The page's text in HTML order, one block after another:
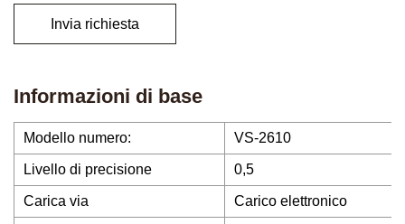
Invia richiesta
Informazioni di base
Modello numero: VS-2610
Livello di precisione 0,5
Carica via Carico elettronico